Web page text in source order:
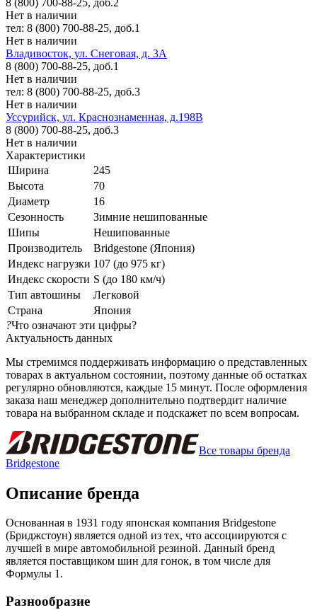
Нет в наличии
тел: 8 (800) 700-88-25, доб.1
Нет в наличии
Владивосток, ул. Снеговая, д. 3А
8 (800) 700-88-25, доб.1
Нет в наличии
тел: 8 (800) 700-88-25, доб.3
Нет в наличии
Уссурийск, ул. Краснознаменная, д.198В
8 (800) 700-88-25, доб.3
Нет в наличии
Характеристики
Ширина
245
Высота
70
Диаметр
16
Сезонность
Зимние нешипованные
Шипы
Нешипованные
Производитель
Bridgestone (Япония)
Индекс нагрузки 107 (до 975 кг)
Индекс скорости S (до 180 км/ч)
Тип автошины
Легковой
Страна
Япония
?Что означают эти цифры?
Актуальность данных
Мы стремимся поддерживать информацию о представленных
товарах в актуальном состоянии, поэтому данные об остатках
регулярно обновляются, каждые 15 минут. После оформления
заказа наш менеджер дополнительно подтвердит наличие
товара на выбранном складе и подскажет по всем вопросам.
Все товары бренда
Bridgestone
Описание бренда
Основанная в 1931 году японская компания Bridgestone
(Бриджстоун) является одной из тех, что ассоциируются с
лучшей в мире автомобильной резиной. Данный бренд
является поставщиком шин для гонок, в том числе для
Формулы 1.
Разнообразие